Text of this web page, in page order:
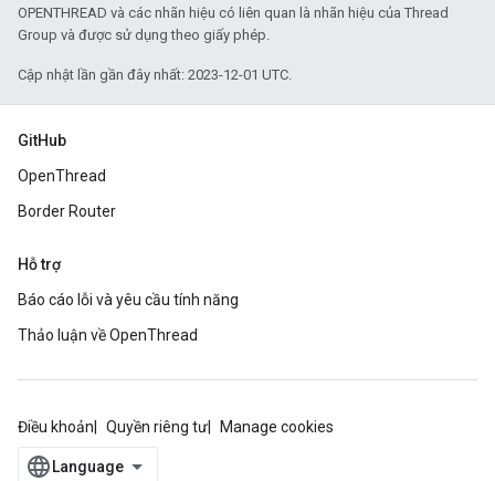
OPENTHREAD và các nhãn hiệu có liên quan là nhãn hiệu của Thread
Group và được sử dụng theo giấy phép.
Cập nhật lần gần đây nhất: 2023-12-01 UTC.
GitHub
OpenThread
Border Router
Hỗ trợ
Báo cáo lỗi và yêu cầu tính năng
Thảo luận về OpenThread
Điều khoản Quyền riêng tư Manage cookies